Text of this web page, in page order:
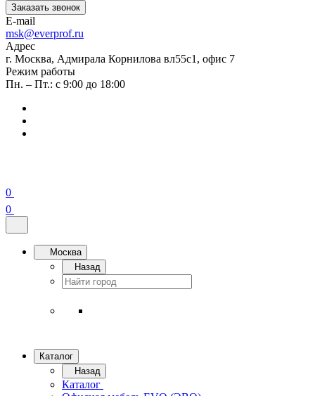
Заказать звонок
E-mail
msk@everprof.ru
Адрес
г. Москва, Адмирала Корнилова вл55с1, офис 7
Режим работы
Пн. – Пт.: с 9:00 до 18:00
0
0
Москва
Назад
Каталог
Назад
Каталог